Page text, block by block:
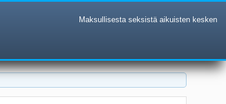
Maksullisesta seksistä aikuisten kesken